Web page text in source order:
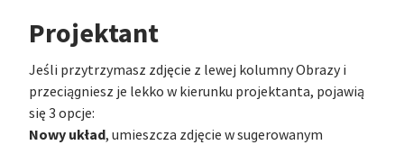
Projektant
Jeśli przytrzymasz zdjęcie z lewej kolumny Obrazy i
przeciągniesz je lekko w kierunku projektanta, pojawią
się 3 opcje:
Nowy układ, umieszcza zdjęcie w sugerowanym